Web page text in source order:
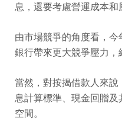
息，還要考慮營運成本和
由市場競爭的角度看，
銀行帶來更大競爭壓力，
當然，對按揭借款人來
息計算標準、現金回贈
空間。